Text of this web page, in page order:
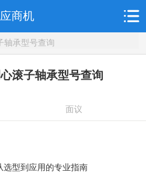
商机
轴承型号查询
滚子轴承型号查询
面议
选型到应用的专业指南